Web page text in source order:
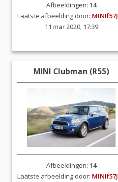
Afbeeldingen: 14
Laatste afbeelding door: MINIf57JCW
11 mar 2020, 17:39
MINI Clubman (R55)
Afbeeldingen: 14
Laatste afbeelding door: MINIf57JCW